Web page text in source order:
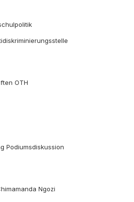
OTH
Podiumsdiskussion
Ngozi